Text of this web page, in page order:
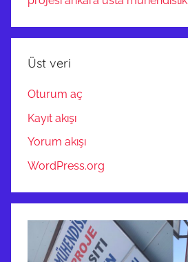
Üst veri
Oturum aç
Kayıt akışı
Yorum akışı
WordPress.org